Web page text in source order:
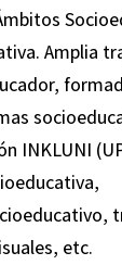
Amplia
INKLUNI
etc.